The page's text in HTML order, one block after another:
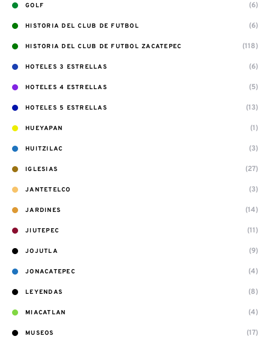
GOLF (6)
HISTORIA DEL CLUB DE FUTBOL (6)
HISTORIA DEL CLUB DE FUTBOL ZACATEPEC (118)
HOTELES 3 ESTRELLAS (6)
HOTELES 4 ESTRELLAS (5)
HOTELES 5 ESTRELLAS (13)
HUEYAPAN (1)
HUITZILAC (3)
IGLESIAS (27)
JANTETELCO (3)
JARDINES (14)
JIUTEPEC (11)
JOJUTLA (9)
JONACATEPEC (4)
LEYENDAS (8)
MIACATLAN (4)
MUSEOS (17)